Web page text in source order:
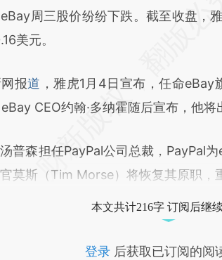
JrGeOp3P](https://
文真实意图存在偏差。不代表财新
周三股价纷纷下跌。截至收盘，
美元。
报道 ，雅虎1月4日宣布，任命eBay
CEO约翰·多纳霍随后宣布，他将
森担任PayPal公司总裁，PayPal为
莫斯（Tim Morse）将恢复其原职
本文共计216字 订阅后继
登录后获取已订阅的阅